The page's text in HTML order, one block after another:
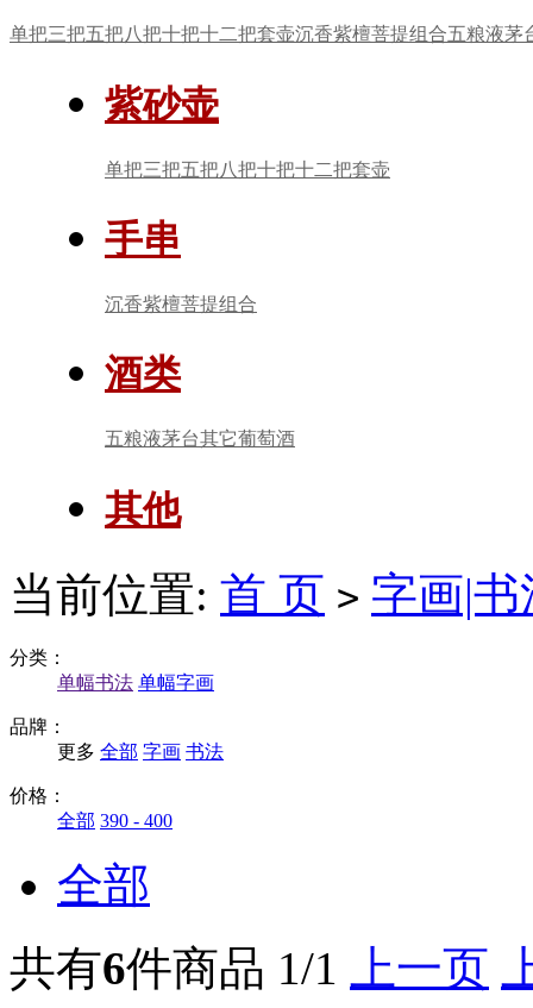
单把三把五把八把十把十二把套壶沉香紫檀菩提组合五粮液茅
紫砂壶
单把三把五把八把十把十二把套壶
手串
沉香紫檀菩提组合
酒类
五粮液茅台其它葡萄酒
其他
当前位置: 首 页 > 字画|书
分类：
单幅书法 单幅字画
品牌：
更多 全部 字画 书法
价格：
全部 390 - 400
全部
共有6件商品 1/1 上一页